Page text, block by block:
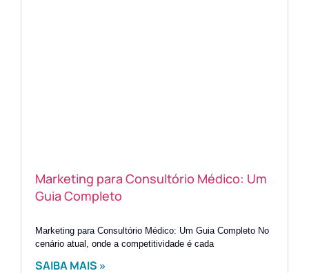
Marketing para Consultório Médico: Um
Guia Completo
Marketing para Consultório Médico: Um Guia Completo No
cenário atual, onde a competitividade é cada
SAIBA MAIS »